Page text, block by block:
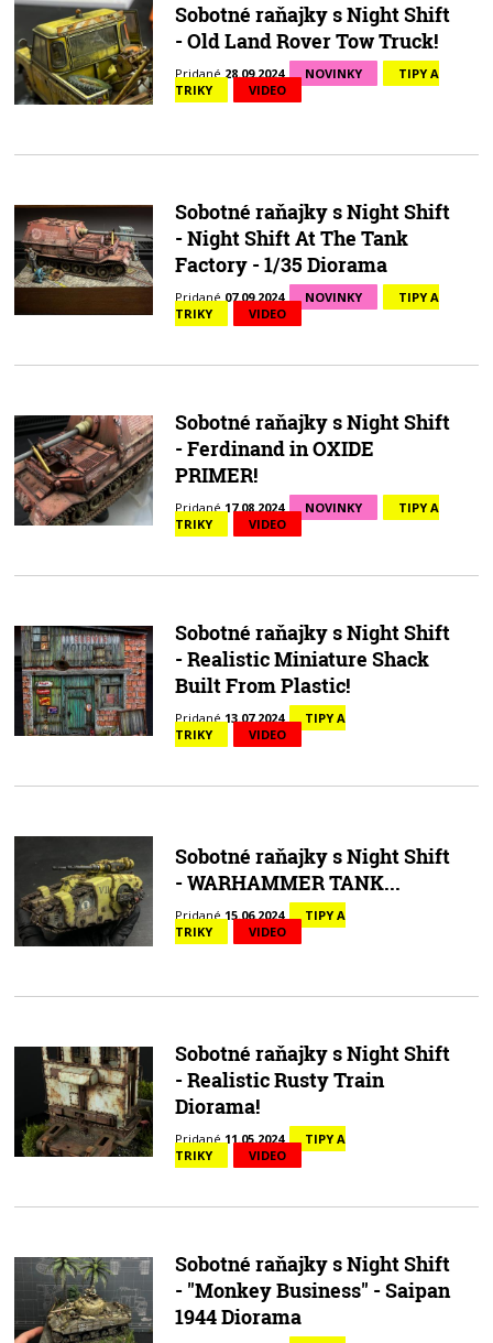
Sobotné raňajky s Night Shift
- Old Land Rover Tow Truck!
Pridané28.09.2024 NOVINKY
TIPY A
TRIKY
VIDEO
Sobotné raňajky s Night Shift
- Night Shift At The Tank
Factory - 1/35 Diorama
Pridané07.09.2024 NOVINKY
TIPY A
TRIKY
VIDEO
Sobotné raňajky s Night Shift
- Ferdinand in OXIDE
PRIMER!
Pridané17.08.2024 NOVINKY
TIPY A
TRIKY
VIDEO
Sobotné raňajky s Night Shift
- Realistic Miniature Shack
Built From Plastic!
Pridané13.07.2024
TIPY A
TRIKY
VIDEO
Sobotné raňajky s Night Shift
- WARHAMMER TANK...
Pridané15.06.2024
TIPY A
TRIKY
VIDEO
Sobotné raňajky s Night Shift
- Realistic Rusty Train
Diorama!
Pridané11.05.2024
TIPY A
TRIKY
VIDEO
Sobotné raňajky s Night Shift
- "Monkey Business" - Saipan
1944 Diorama